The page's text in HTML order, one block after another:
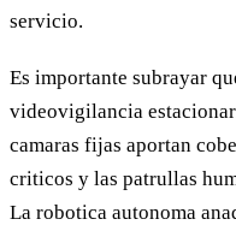
servicio.
Es importante subrayar
videovigilancia
camaras fijas aportan
criticos y las patrullas
La robotica autonoma